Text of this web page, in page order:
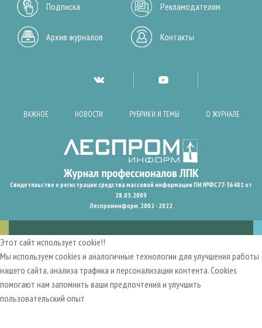
Подписка Рекламодателям
Архив журналов Контакты
ВАЖНОЕ НОВОСТИ РУБРИКИ И ТЕМЫ О ЖУРНАЛЕ
Свидетельство о регистрации средства массовой информации ПИ №ФС77-36401 от
28.05.2009
Леспроминформ. 2002 - 2022
Этот сайт использует cookie!!
Мы используем cookies и аналогичные технологии для улучшения работы
нашего сайта, анализа трафика и персонализации контента. Cookies
помогают нам запомнить ваши предпочтения и улучшить
пользовательский опыт